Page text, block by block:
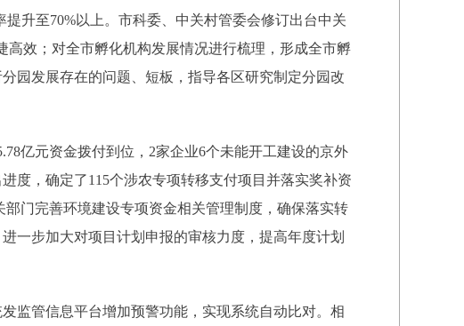
升至70%以上。市科委、中关村管委会修订出台中关
高效；对全市孵化机构发展情况进行梳理，形成全市孵
园发展存在的问题、短板，指导各区研究制定分园改
亿元资金拨付到位，2家企业6个未能开工建设的京外
度，确定了115个涉农专项转移支付项目并落实奖补资
门完善环境建设专项资金相关管理制度，确保落实转
一步加大对项目计划申报的审核力度，提高年度计划
监管信息平台增加预警功能，实现系统自动比对。相